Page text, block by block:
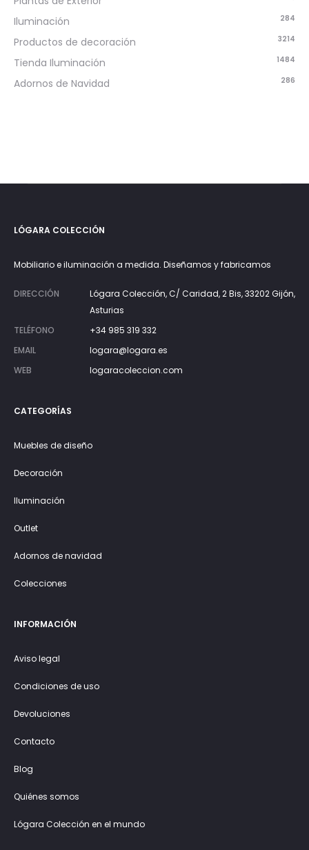
Iluminación 284
Productos de decoración 3214
Tienda Iluminación 1484
Adornos de Navidad 286
LÓGARA COLECCIÓN
Mobiliario e iluminación a medida. Diseñamos y fabricamos
DIRECCIÓN
Lógara Colección, C/ Caridad, 2 Bis, 33202 Gijón,
Asturias
TELÉFONO
+34 985 319 332
EMAIL
logara@logara.es
WEB
logaracoleccion.com
CATEGORÍAS
Muebles de diseño
Decoración
Iluminación
Outlet
Adornos de navidad
Colecciones
INFORMACIÓN
Aviso legal
Condiciones de uso
Devoluciones
Contacto
Blog
Quiénes somos
Lógara Colección en el mundo